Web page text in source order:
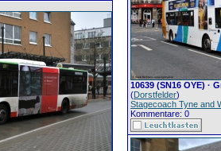
10639 (SN16 OYE) ·
(Dorstfelder)
Stagecoach Tyne and
Kommentare: 0